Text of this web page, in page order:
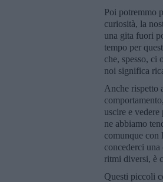
Poi potremmo
curiosità, la
una gita fuori
tempo per
che, spesso, ci
noi significa
Anche rispetto
uscire e
ne abbiamo
comunque con
concederci
ritmi diversi, è
Questi piccoli